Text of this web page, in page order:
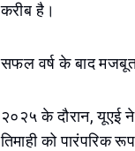
करीब है।
सफल वर्ष के बाद मजबूत
२०२५ के दौरान, यूएई
तिमाही को पारंपरिक